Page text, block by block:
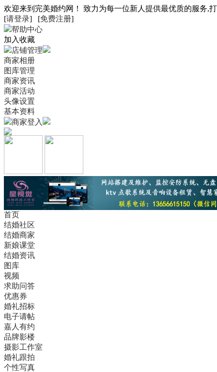
欢迎来到完美婚约网！ 致力为每一位新人提供最优质的服务,
[请登录] [免费注册]
帮助中心
加入收藏
店铺管理
商家相册
图库管理
商家资讯
商家活动
头像设置
基本资料
商家登入
首页
结婚社区
结婚商家
新娘课堂
结婚资讯
图库
视频
求助问答
优惠券
婚礼招标
电子请帖
嘉人有约
品牌影楼
摄影工作室
婚礼跟拍
个性写真